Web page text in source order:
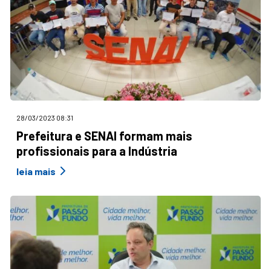
28/03/2023 08:31
Prefeitura e SENAI formam mais
profissionais para a Indústria
leia mais